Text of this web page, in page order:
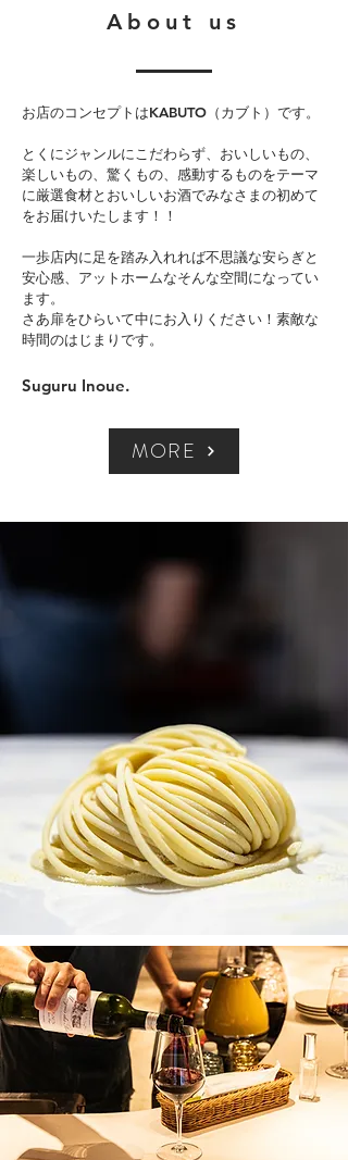
About us
お店のコンセプトはKABUTO（カブト）です。
とくにジャンルにこだわらず、おいしいもの、
楽しいもの、驚くもの、感動するものをテーマ
に厳選食材とおいしいお酒でみなさまの初めて
をお届けいたします！！
一歩店内に足を踏み入れれば不思議な安らぎと
安心感、アットホームなそんな空間になってい
ます。
さあ扉をひらいて中にお入りください！素敵な
時間のはじまりです。
Suguru Inoue.
MORE